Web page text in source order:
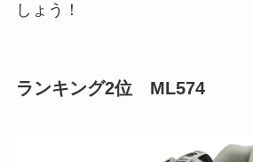
しょう！
ランキング2位 ML574